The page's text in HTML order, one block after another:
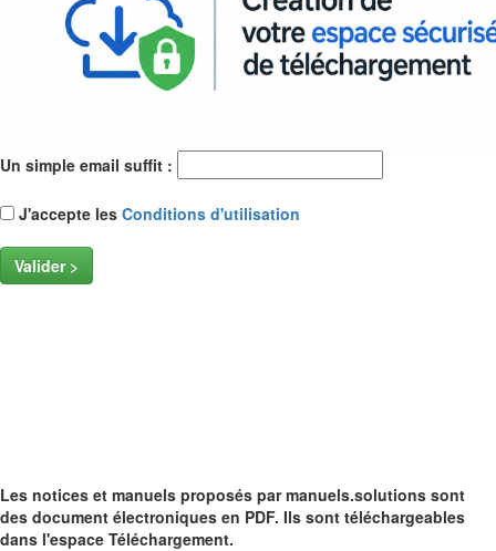
Un simple email suffit :
J'accepte les Conditions d'utilisation
Valider >
Les notices et manuels proposés par manuels.solutions sont
des document électroniques en PDF. Ils sont téléchargeables
dans l'espace Téléchargement.